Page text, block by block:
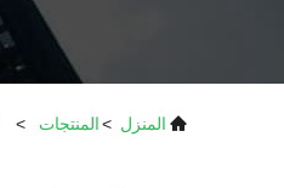
المنزل >المنتجات >